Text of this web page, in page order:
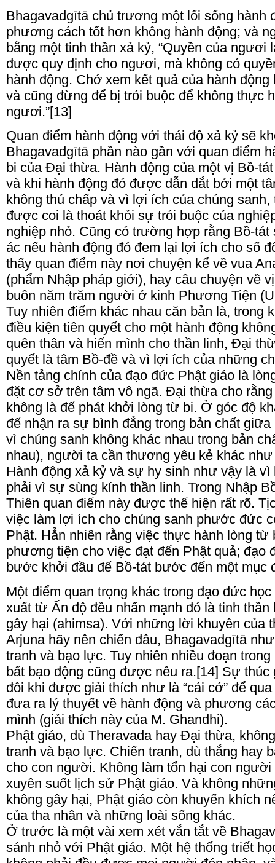
Bhagavadgītā chủ trương một lối sống hành
phương cách tốt hơn không hành động; và
bằng một tinh thần xả kỷ, “Quyền của ngươi
được quy định cho ngươi, mà không có
hành động. Chớ xem kết quả của hành
và cũng đừng để bị trói buộc để không thực
ngươi.”[13]
Quan điểm hành động với thái độ xả kỷ sẽ
Bhagavadgītā phần nào gần với quan điểm
bi của Đại thừa. Hành động của một vị Bồ-
và khi hành động đó được dẫn dắt bởi một
không thủ chấp và vì lợi ích của chúng
được coi là thoát khỏi sự trói buộc của
nghiệp nhỏ. Cũng có trường hợp rằng Bồ-tát
ác nếu hành động đó đem lại lợi ích cho số
thấy quan điểm này nơi chuyện kể về vua
(phẩm Nhập pháp giới), hay câu chuyện về
buôn năm trăm người ở kinh Phương Tiện
Tuy nhiên điểm khác nhau căn bản là, trong
điều kiện tiên quyết cho một hành động
quên thân và hiến mình cho thần linh, Đại
quyết là tâm Bồ-đề và vì lợi ích của những
Nền tảng chính của đạo đức Phật giáo là
đặt cơ sở trên tâm vô ngã. Đại thừa cho
không là để phát khởi lòng từ bi. Ở góc độ
để nhận ra sự bình đẳng trong bản chất
vì chúng sanh không khác nhau trong bản
nhau), người ta cần thương yêu kẻ khác
Hành động xả kỷ và sự hy sinh như vậy là
phải vì sự sùng kính thần linh. Trong Nhập
Thiên quan điểm này được thể hiện rất rõ.
việc làm lợi ích cho chúng sanh phước đức
Phật. Hẳn nhiên rằng việc thực hành lòng từ
phương tiện cho việc đạt đến Phật quả; đạo
bước khởi đầu để Bồ-tát bước đến một mục
Một điểm quan trọng khác trong đạo đức
xuất từ Ấn độ đều nhấn mạnh đó là tinh thần
gây hại (ahimsa). Với những lời khuyên của
Arjuna hãy nên chiến đâu, Bhagavadgītā
tranh và bạo lực. Tuy nhiên nhiều đoạn
bất bạo động cũng được nêu ra.[14] Sự thúc
đôi khi được giải thích như là “cái cớ” để
đưa ra lý thuyết về hành động và phương
mình (giải thích này của M. Ghandhi).
Phật giáo, dù Theravada hay Đại thừa,
tranh và bạo lực. Chiến tranh, dù thắng hay
cho con người. Không làm tổn hại con
xuyên suốt lịch sử Phật giáo. Và không
không gây hại, Phật giáo còn khuyến khích
của tha nhân và những loài sống khác.
Ở trước là một vài xem xét vắn tắt về
sánh nhỏ với Phật giáo. Một hệ thống triết